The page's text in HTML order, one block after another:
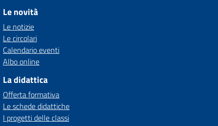
Le novità
Le notizie
Le circolari
Calendario eventi
Albo online
La didattica
Offerta formativa
Le schede didattiche
I progetti delle classi